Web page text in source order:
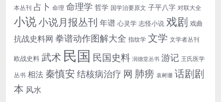
本丛刊 占卜 命理 命理学 哲学 国学治要原文 子平八字 对联大全
小说小说月报丛刊 年谱 心灵学 志怪小说 戏剧 戏曲
抗战史料网 拳谱动作图解大全 指纹学 文学 文学者丛刊
欧战史料 武术 民国 民国史料 润德堂丛书 游记 王氏医学
丛书 相法 秦慎安 结核病治疗 网 肺痨 袁树珊 话剧剧
本 风水